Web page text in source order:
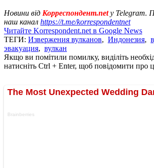
Новини від Корреспондент.netу Telegram.
наш канал https://t.me/korrespondentnet
Читайте Korrespondent.net в Google News
ТЕГИ: Извержения вулканов, Индонезия,
эвакуация, вулкан
Якщо ви помітили помилку, виділіть
натисніть Ctrl + Enter, щоб повідомити про